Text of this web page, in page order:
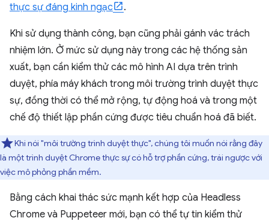
thực sự đáng kinh ngạc
.
Khi sử dụng thành công, bạn cũng phải gánh vác trách
nhiệm lớn. Ở mức sử dụng này trong các hệ thống sản
xuất, bạn cần kiểm thử các mô hình AI dựa trên trình
duyệt, phía máy khách trong môi trường trình duyệt thực
sự, đồng thời có thể mở rộng, tự động hoá và trong một
chế độ thiết lập phần cứng được tiêu chuẩn hoá đã biết.
Khi nói "môi trường trình duyệt thực", chúng tôi muốn nói rằng đây
là một trình duyệt Chrome thực sự có hỗ trợ phần cứng, trái ngược với
việc mô phỏng phần mềm.
Bằng cách khai thác sức mạnh kết hợp của Headless
Chrome và Puppeteer mới, bạn có thể tự tin kiểm thử